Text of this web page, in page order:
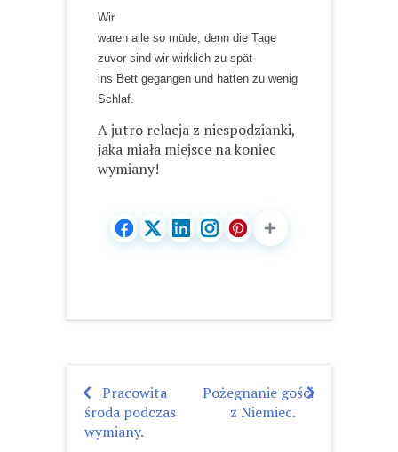
Wir
waren alle so müde, denn die Tage
zuvor sind wir wirklich zu spät
ins Bett gegangen und hatten zu wenig
Schlaf.
A jutro relacja z niespodzianki,
jaka miała miejsce na koniec
wymiany!
Nawigacja
wpisu
Pracowita
środa podczas
wymiany.
Pożegnanie gości
z Niemiec.